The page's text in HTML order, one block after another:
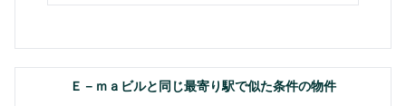
Ｅ－ｍａビルと同じ最寄り駅で似た条件の物件